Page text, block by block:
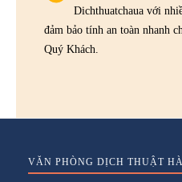
Dichthuatchaua với
đảm bảo tính an toàn nhanh
Quý Khách.
VĂN PHÒNG DỊCH THUẬT